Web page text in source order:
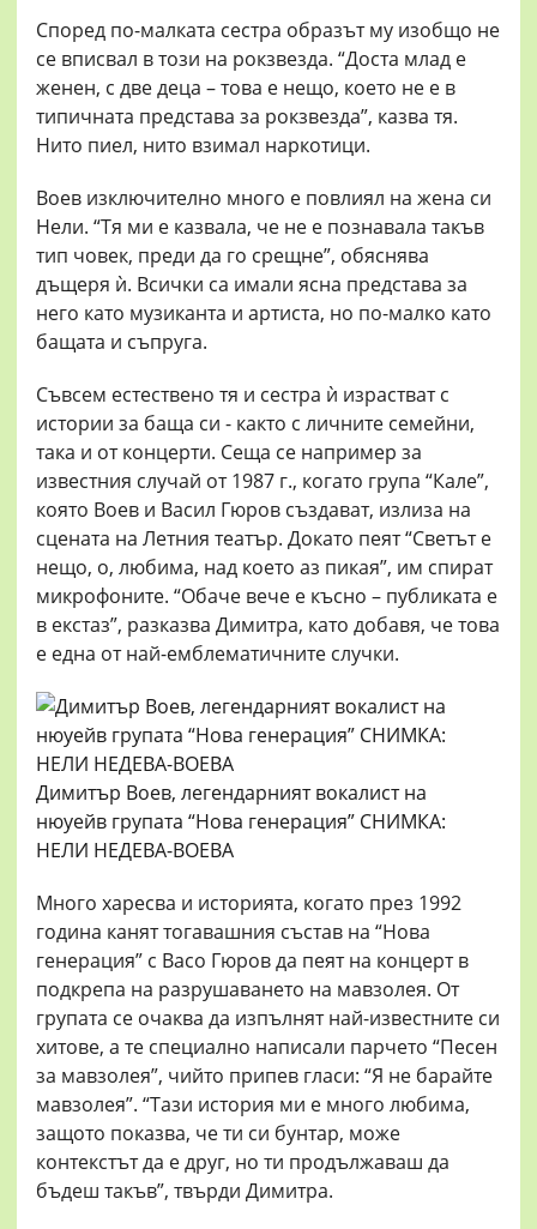
Според по-малката сестра образът му изобщо не
се вписвал в този на рокзвезда. “Доста млад е
женен, с две деца – това е нещо, което не е в
типичната представа за рокзвезда”, казва тя.
Нито пиел, нито взимал наркотици.
Воев изключително много е повлиял на жена си
Нели. “Тя ми е казвала, че не е познавала такъв
тип човек, преди да го срещне”, обяснява
дъщеря ѝ. Всички са имали ясна представа за
него като музиканта и артиста, но по-малко като
бащата и съпруга.
Съвсем естествено тя и сестра ѝ израстват с
истории за баща си - както с личните семейни,
така и от концерти. Сеща се например за
известния случай от 1987 г., когато група “Кале”,
която Воев и Васил Гюров създават, излиза на
сцената на Летния театър. Докато пеят “Светът е
нещо, о, любима, над което аз пикая”, им спират
микрофоните. “Обаче вече е късно – публиката е
в екстаз”, разказва Димитра, като добавя, че това
е една от най-емблематичните случки.
Димитър Воев, легендарният вокалист на
нюуейв групата “Нова генерация” СНИМКА:
НЕЛИ НЕДЕВА-ВОЕВА
Много харесва и историята, когато през 1992
година канят тогавашния състав на “Нова
генерация” с Васо Гюров да пеят на концерт в
подкрепа на разрушаването на мавзолея. От
групата се очаква да изпълнят най-известните си
хитове, а те специално написали парчето “Песен
за мавзолея”, чийто припев гласи: “Я не барайте
мавзолея”. “Тази история ми е много любима,
защото показва, че ти си бунтар, може
контекстът да е друг, но ти продължаваш да
бъдеш такъв”, твърди Димитра.